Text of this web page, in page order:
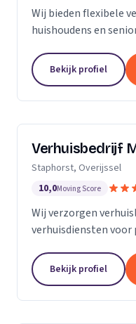
Wij bieden flexibele
huishoudens en
zorginstellingen.
Bekijk profiel
Verhuisbedrijf
Staphorst, Overijssel
10,0Moving Score
Wij verzorgen
verhuisdiensten
Bekijk profiel